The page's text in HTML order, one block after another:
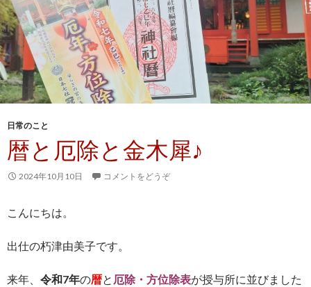
日常のこと
暦と厄除と金木犀♪
2024年10月10日 コメントをどうぞ
こんにちは。
出仕の朽津由美子です。
来年、 令和7年の暦と 厄除・方位除表が授与所に並びました